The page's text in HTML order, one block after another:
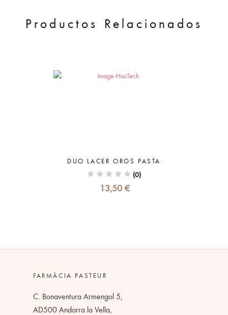
Productos Relacionados
DUO LACER OROS PASTA
(0)
13,50 €
FARMÀCIA PASTEUR
C. Bonaventura Armengol 5,
AD500 Andorra la Vella,